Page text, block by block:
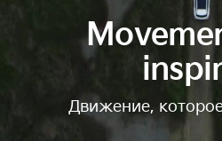
Движение,